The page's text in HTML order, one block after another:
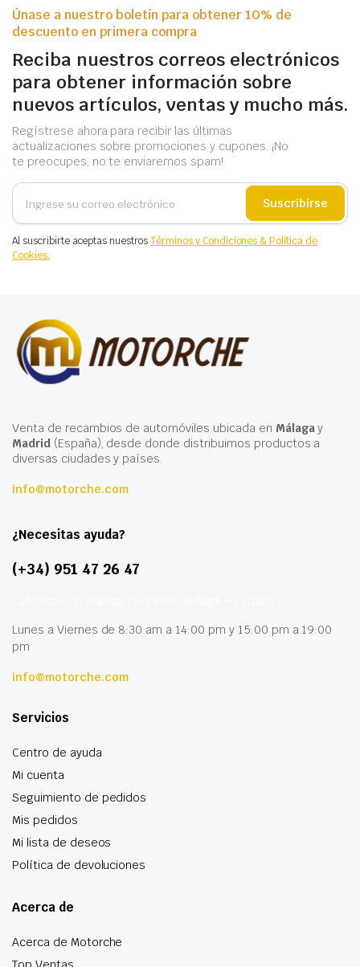
Únase a nuestro boletín para obtener 10% de
descuento en primera compra
Reciba nuestros correos electrónicos
para obtener información sobre
nuevos artículos, ventas y mucho más.
Regístrese ahora para recibir las últimas
actualizaciones sobre promociones y cupones. ¡No
te preocupes, no te enviaremos spam!
Suscribirse
Al suscribirte aceptas nuestrosTérminos y Condiciones & Política de
Cookies.
Venta de recambios de automóviles ubicada en Málagay
Madrid(España), desde donde distribuimos productos a
diversas ciudades y países.
info@motorche.com
¿Necesitas ayuda?
(+34) 951 47 26 47
Lunes a Viernes de 8:30 am a 14:00 pm y 15:00 pm a 19:00
pm
info@motorche.com
Servicios
Centro de ayuda
Mi cuenta
Seguimiento de pedidos
Mis pedidos
Mi lista de deseos
Política de devoluciones
Acerca de
Acerca de Motorche